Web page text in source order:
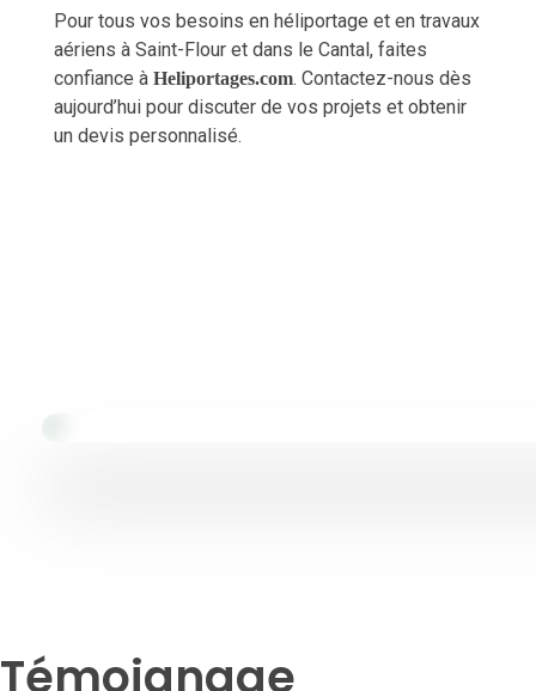
Pour tous vos besoins en héliportage et en travaux
aériens à Saint-Flour et dans le Cantal, faites
confiance à Heliportages.com. Contactez-nous dès
aujourd’hui pour discuter de vos projets et obtenir
un devis personnalisé.
Témoignage